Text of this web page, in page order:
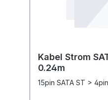
Kabel Strom
0.24m
15pin SATA ST >